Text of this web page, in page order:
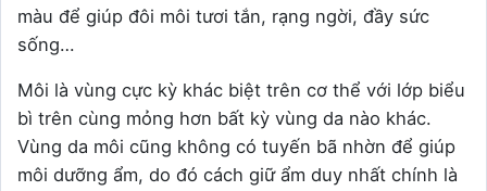
màu để giúp đôi môi tươi tắn, rạng ngời, đầy sức
sống…
Môi là vùng cực kỳ khác biệt trên cơ thể với lớp biểu
bì trên cùng mỏng hơn bất kỳ vùng da nào khác.
Vùng da môi cũng không có tuyến bã nhờn để giúp
môi dưỡng ẩm, do đó cách giữ ẩm duy nhất chính là